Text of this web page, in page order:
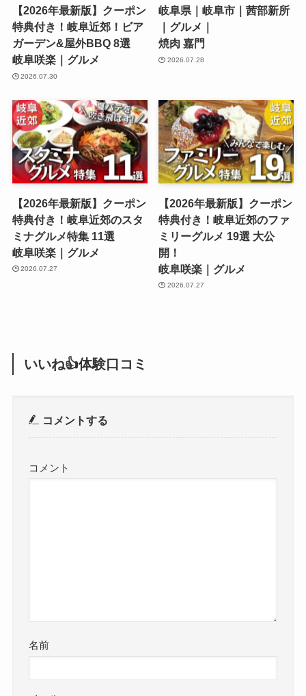
【2026年最新版】クーポン
特典付き！岐阜近郊！ビア
ガーデン&屋外BBQ 8選
岐阜咲楽｜グルメ
2026.07.30
岐阜県｜岐阜市｜茜部新所
｜グルメ｜
焼肉 嘉門
2026.07.28
【2026年最新版】クーポン
特典付き！岐阜近郊のスタ
ミナグルメ特集 11選
岐阜咲楽｜グルメ
2026.07.27
【2026年最新版】クーポン
特典付き！岐阜近郊のファ
ミリーグルメ 19選 大公
開！
岐阜咲楽｜グルメ
2026.07.27
いいね👍体験口コミ
コメントする
コメント
名前